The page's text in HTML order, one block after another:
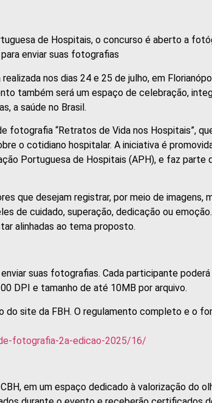
de Hospitais, o concurso é aberto a
enviar suas fotografias
nos dias 24 e 25 de julho, em
também será um espaço de celebração,
a saúde no Brasil.
“Retratos de Vida nos Hospitais”,
o cotidiano hospitalar. A iniciativa é
Portuguesa de Hospitais (APH), e faz parte
que desejam registrar, por meio de imagens,
de cuidado, superação, dedicação ou
alinhadas ao tema proposto.
suas fotografias. Cada participante
DPI e tamanho de até 10MB por arquivo.
site da FBH. O regulamento completo e o
fotografia-2a-edicao-2025/16/
em um espaço dedicado à valorização do